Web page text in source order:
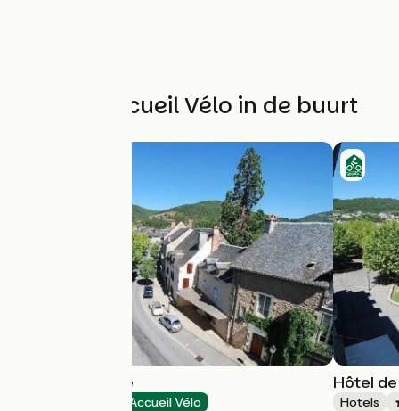
Andere Accueil Vélo in de buurt
Hôtel de France
Accueil Vélo
Hôtel
Hotels